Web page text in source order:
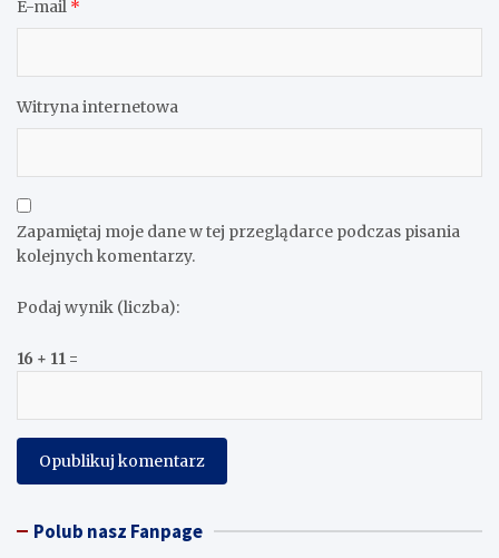
E-mail *
Witryna internetowa
Zapamiętaj moje dane w tej przeglądarce podczas pisania
kolejnych komentarzy.
Podaj wynik (liczba):
16 + 11 =
Polub nasz Fanpage